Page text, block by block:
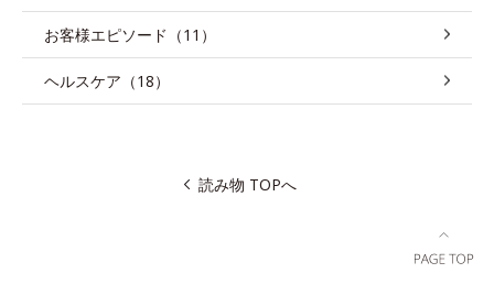
お客様エピソード（11）
ヘルスケア（18）
読み物 TOPへ